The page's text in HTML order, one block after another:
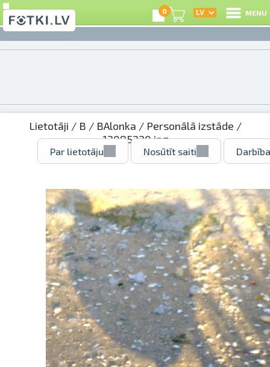
0 MENU
Lietotāji / B / BAlonka / Personālā izstāde /
12085220.jpg
Par lietotāju Nosūtīt saiti